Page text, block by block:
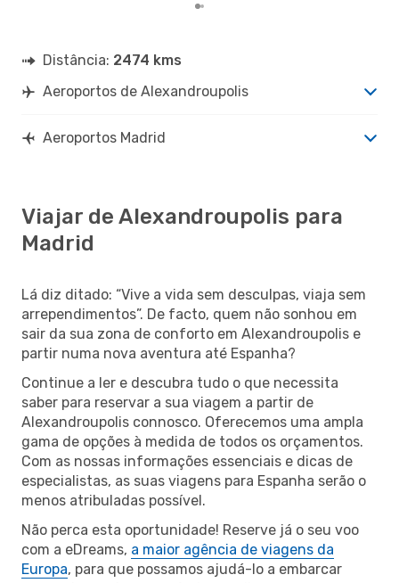
Distância: 2474 kms
Aeroportos de Alexandroupolis
Aeroportos Madrid
Viajar de Alexandroupolis para
Madrid
Lá diz ditado: “Vive a vida sem desculpas, viaja sem
arrependimentos”. De facto, quem não sonhou em
sair da sua zona de conforto em Alexandroupolis e
partir numa nova aventura até Espanha?
Continue a ler e descubra tudo o que necessita
saber para reservar a sua viagem a partir de
Alexandroupolis connosco. Oferecemos uma ampla
gama de opções à medida de todos os orçamentos.
Com as nossas informações essenciais e dicas de
especialistas, as suas viagens para Espanha serão o
menos atribuladas possível.
Não perca esta oportunidade! Reserve já o seu voo
com a eDreams, a maior agência de viagens da
Europa, para que possamos ajudá-lo a embarcar